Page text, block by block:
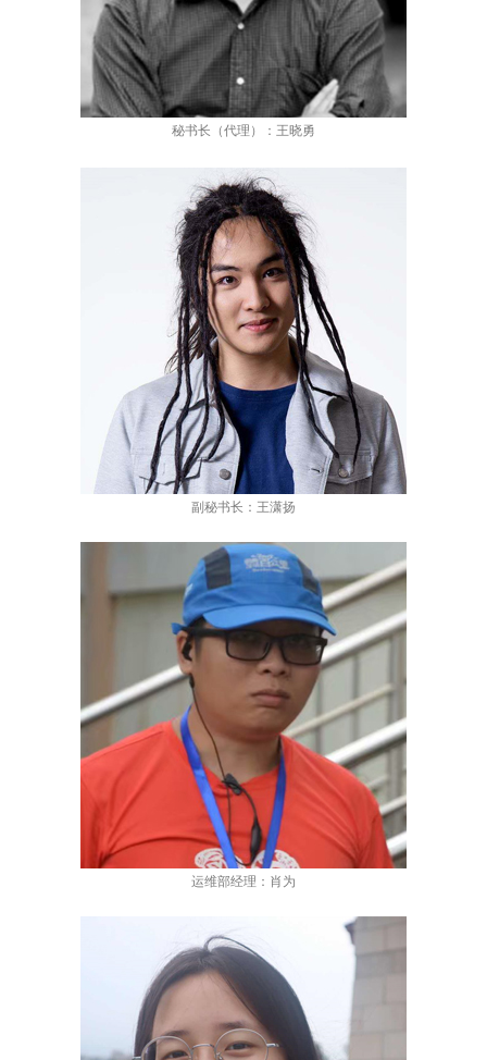
秘书长（代理）：王晓勇
副秘书长：王潇扬
运维部经理：肖为